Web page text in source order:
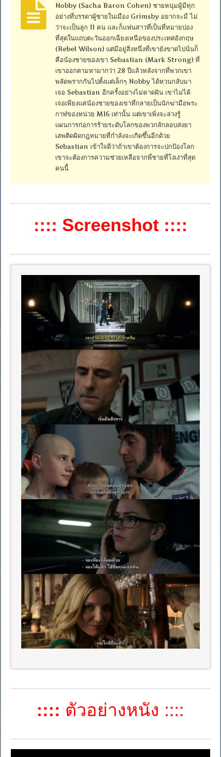
Nobby (Sacha Baron Cohen) ชายหนุ่มผู้มีทุก
อย่างที่บรรดาผู้ชายในเมือง Grimsby อยากจะมี ไม่
ว่าจะเป็นลูก 11 คน และก็แฟนสาวที่เป็นที่หมายปอง
ที่สุดในแถบตะวันออกเฉียงเหนือของประเทศอังกฤษ
(Rebel Wilson) แต่มีอยู่สิ่งหนึ่งที่เขายังขาดไปนั่นก็
คือน้องชายของเขา Sebastian (Mark Strong) ที่
เขาออกตามหามากว่า 28 ปีแล้วหลังจากที่พวกเขา
พลัดพรากกันไปตั้งแต่เล็กๆ Nobby ได้หวนกลับมา
เจอ Sebastian อีกครั้งอย่างไม่คาดฝัน เขาไม่ได้
เจอเพียงแค่น้องชายของเขาที่กลายเป็นนักฆ่ามือพระ
กาฬของหน่วย MI6 เท่านั้น แต่เขาเพิ่งจะล่วงรู้
แผนการก่อการร้ายระดับโลกของพวกลักลอบส่งยา
เสพติดผิดกฎหมายที่กำลังจะเกิดขึ้นอีกด้วย
Sebastian เข้าใจดีว่าถ้าเขาต้องการจะปกป้องโลก
เขาจะต้องการความช่วยเหลือจากพี่ชายที่โง่เง่าที่สุด
คนนี้
:::: Screenshot ::::
:::: ตัวอย่างหนัง ::::